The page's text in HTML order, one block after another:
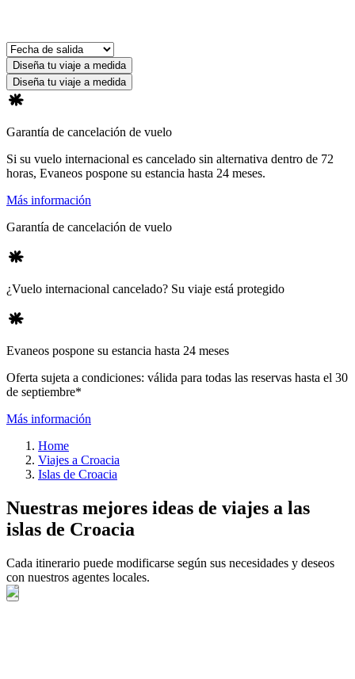
Diseña tu viaje a medida
Diseña tu viaje a medida
Garantía de cancelación de vuelo
Si su vuelo internacional es cancelado sin alternativa dentro de 72
horas, Evaneos pospone su estancia hasta 24 meses.
Más información
Garantía de cancelación de vuelo
¿Vuelo internacional cancelado? Su viaje está protegido
Evaneos pospone su estancia hasta 24 meses
Oferta sujeta a condiciones: válida para todas las reservas hasta el 30
de septiembre*
Más información
Home
Viajes a Croacia
Islas de Croacia
Nuestras mejores ideas de viajes a las
islas de Croacia
Cada itinerario puede modificarse según sus necesidades y deseos
con nuestros agentes locales.